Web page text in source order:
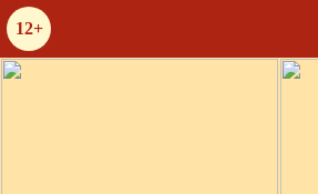
12+